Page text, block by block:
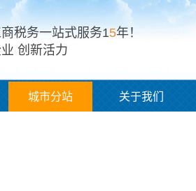
税务一站式服务15年！
创新活力
城市分站 关于我们